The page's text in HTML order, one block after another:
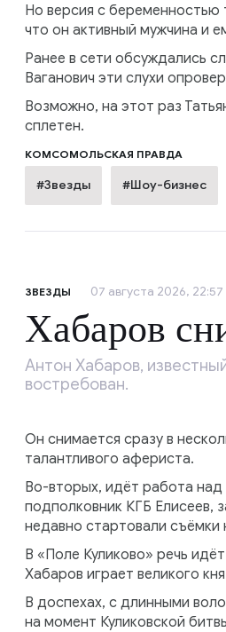
Но версия с беременностью
что он активный мужчина и
Ранее в сети обсуждались
Ваганович эти слухи
Возможно, на этот раз
сплетен.
КОМСОМОЛЬСКАЯ ПРАВДА
#Звезды #Шоу-бизнес
ЗВЕЗДЫ 07 августа 2026, 22:57
Хабаров
Антон Хабаров,
востребован.
Он снимается сразу в
талантливого афериста.
Во-вторых, идёт работа
подполковник КГБ Елисеев,
недавно стартовали съёмки
В «Поле Куликово» речь
Хабаров играет великого
В доспехах, с длинными
на момент Куликовской